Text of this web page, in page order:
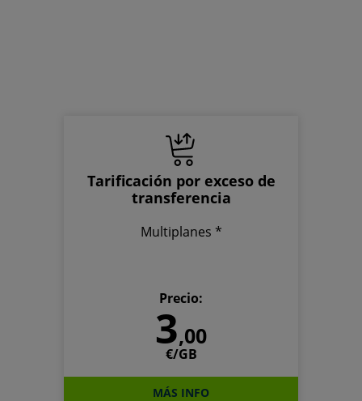
Tarificación por exceso de
transferencia
Multiplanes *
Precio:
3,00
€/GB
MÁS INFO